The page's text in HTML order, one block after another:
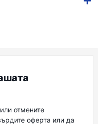
отмените
оферта или да